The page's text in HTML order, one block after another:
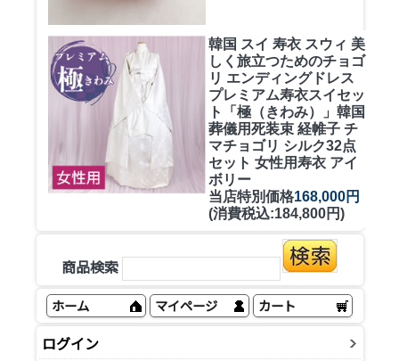
韓国 スイ 寿衣 スウィ 美
しく旅立つためのチョゴ
リ エンディングドレス
プレミアム寿衣スイセッ
ト「極（きわみ）」韓国
葬儀用死装束 経帷子 チ
マチョゴリ シルク32点
セット 女性用寿衣 アイ
ボリー
当店特別価格168,000円
(消費税込:184,800円)
商品検索
ホーム マイページ カート
ログイン